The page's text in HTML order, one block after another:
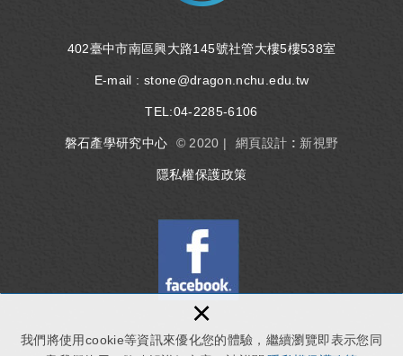
我們將使用cookie等資訊來優化您的體驗，繼續瀏覽即表示您同
×
402臺中市南區興大路145號社管大樓5樓538室
E-mail : stone@dragon.nchu.edu.tw
TEL:04-2285-6106
磐石產學研究中心 © 2020 | 網頁設計 : 新視野
隱私權保護政策